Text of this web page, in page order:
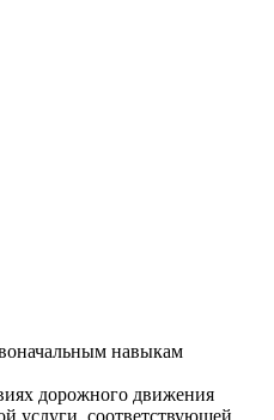
навыкам
дорожного движения